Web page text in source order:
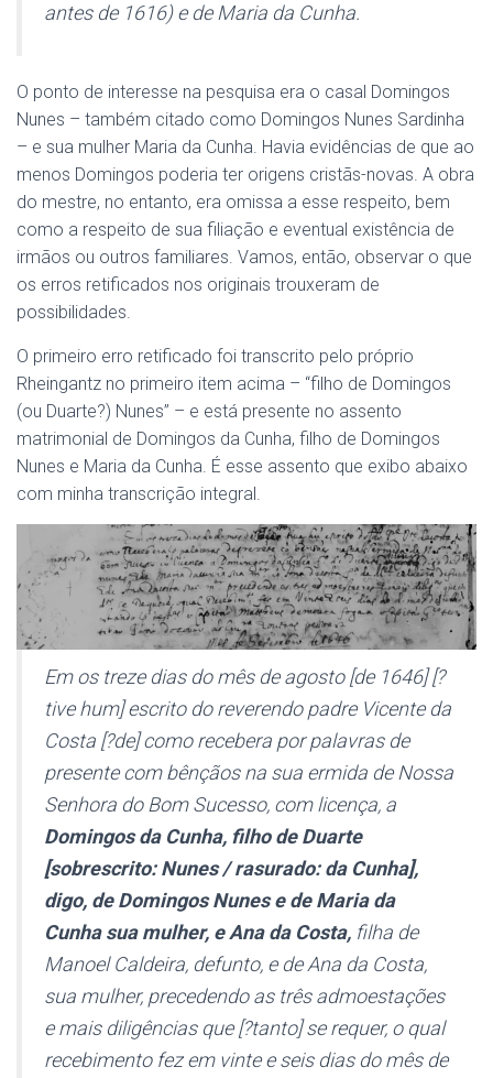
antes de 1616) e de Maria da Cunha.
O ponto de interesse na pesquisa era o casal Domingos
Nunes – também citado como Domingos Nunes Sardinha
– e sua mulher Maria da Cunha. Havia evidências de que ao
menos Domingos poderia ter origens cristãs-novas. A obra
do mestre, no entanto, era omissa a esse respeito, bem
como a respeito de sua filiação e eventual existência de
irmãos ou outros familiares. Vamos, então, observar o que
os erros retificados nos originais trouxeram de
possibilidades.
O primeiro erro retificado foi transcrito pelo próprio
Rheingantz no primeiro item acima – “filho de Domingos
(ou Duarte?) Nunes” – e está presente no assento
matrimonial de Domingos da Cunha, filho de Domingos
Nunes e Maria da Cunha. É esse assento que exibo abaixo
com minha transcrição integral.
Em os treze dias do mês de agosto [de 1646] [?
tive hum] escrito do reverendo padre Vicente da
Costa [?de] como recebera por palavras de
presente com bênçãos na sua ermida de Nossa
Senhora do Bom Sucesso, com licença, a
Domingos da Cunha, filho de Duarte
[sobrescrito: Nunes / rasurado: da Cunha],
digo, de Domingos Nunes e de Maria da
Cunha sua mulher, e Ana da Costa, filha de
Manoel Caldeira, defunto, e de Ana da Costa,
sua mulher, precedendo as três admoestações
e mais diligências que [?tanto] se requer, o qual
recebimento fez em vinte e seis dias do mês de